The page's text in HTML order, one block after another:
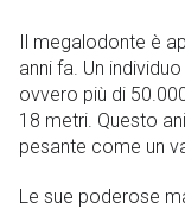
Il megalodonte è
anni fa. Un
ovvero più di
18 metri. Questo
pesante come un
Le sue poderose